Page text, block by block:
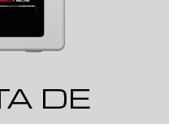
DE